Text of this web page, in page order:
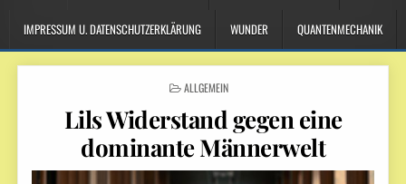
IMPRESSUM U. DATENSCHUTZERKLÄRUNG WUNDER QUANTENMECHANIK
POSTED
ALLGEMEIN
Lils Widerstand gegen eine
dominante Männerwelt